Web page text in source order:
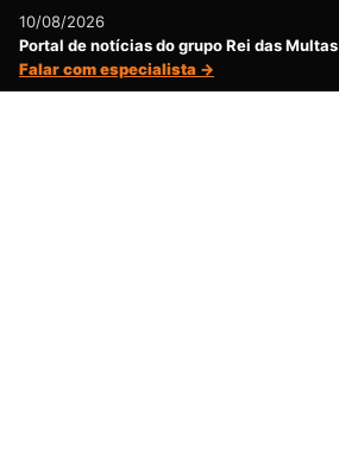
10/08/2026
Portal de notícias do grupo Rei das Multas
Falar com especialista →